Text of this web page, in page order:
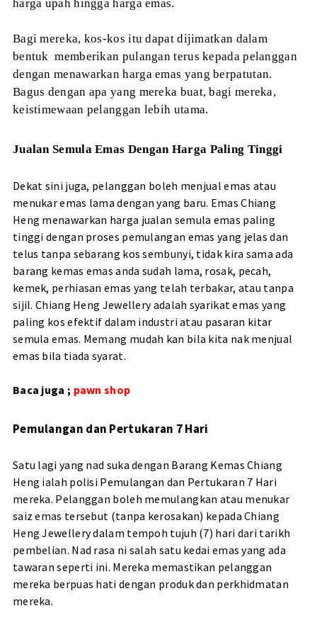
harga upah hingga harga emas.
Bagi mereka, kos-kos itu dapat dijimatkan dalam
bentuk memberikan pulangan terus kepada pelanggan
dengan menawarkan harga emas yang berpatutan.
Bagus dengan apa yang mereka buat, bagi mereka,
keistimewaan pelanggan lebih utama.
Jualan Semula Emas Dengan Harga Paling Tinggi
Dekat sini juga, pelanggan boleh menjual emas atau
menukar emas lama dengan yang baru. Emas Chiang
Heng menawarkan harga jualan semula emas paling
tinggi dengan proses pemulangan emas yang jelas dan
telus tanpa sebarang kos sembunyi, tidak kira sama ada
barang kemas emas anda sudah lama, rosak, pecah,
kemek, perhiasan emas yang telah terbakar, atau tanpa
sijil. Chiang Heng Jewellery adalah syarikat emas yang
paling kos efektif dalam industri atau pasaran kitar
semula emas. Memang mudah kan bila kita nak menjual
emas bila tiada syarat.
Baca juga ; pawn shop
Pemulangan dan Pertukaran 7 Hari
Satu lagi yang nad suka dengan Barang Kemas Chiang
Heng ialah polisi Pemulangan dan Pertukaran 7 Hari
mereka. Pelanggan boleh memulangkan atau menukar
saiz emas tersebut (tanpa kerosakan) kepada Chiang
Heng Jewellery dalam tempoh tujuh (7) hari dari tarikh
pembelian. Nad rasa ni salah satu kedai emas yang ada
tawaran seperti ini. Mereka memastikan pelanggan
mereka berpuas hati dengan produk dan perkhidmatan
mereka.